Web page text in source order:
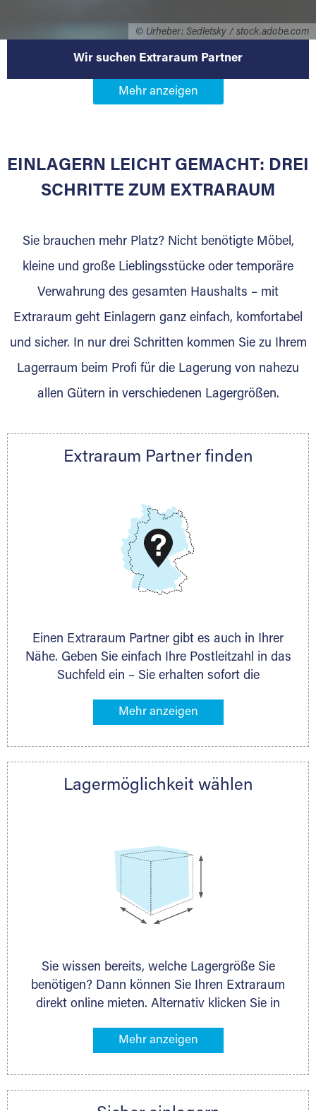
© Urheber: Sedletsky / stock.adobe.com
Wir suchen Extraraum Partner
Werden Sie Extraraum Partner in
Sie bieten Kunden Lagerraum zur Miete, der
für die Einlagerung von Umzugsgut gebaut
Lagerkunden und Vermietungen.
Ihre Vorteile als Extraraum Partner:
Marktgerechte Preise
Digitale Buchungsplattform
Gewinnung von Neukunden
Nachricht.
Telefon:+49 6145 5442 - 404
DMG Aktiengesellschaft
www.dmg-ag.com
EINLAGERN LEICHT GEMACHT: DREI
SCHRITTE ZUM EXTRARAUM
Sie brauchen mehr Platz? Nicht benötigte Möbel,
kleine und große Lieblingsstücke oder temporäre
Verwahrung des gesamten Haushalts – mit
Extraraum geht Einlagern ganz einfach, komfortabel
und sicher. In nur drei Schritten kommen Sie zu Ihrem
Lagerraum beim Profi für die Lagerung von nahezu
allen Gütern in verschiedenen Lagergrößen.
Extraraum Partner finden
Einen Extraraum Partner gibt es auch in Ihrer
Nähe. Geben Sie einfach Ihre Postleitzahl in das
Suchfeld ein – Sie erhalten sofort die
Lagermöglichkeiten in Ihrer Nähe. An zahlreichen
direkt online mieten. Gibt es Extraraum noch
nächstgelegenen Partner und besprechen alles
Lagermöglichkeit wählen
Sie wissen bereits, welche Lagergröße Sie
benötigen? Dann können Sie Ihren Extraraum
direkt online mieten. Alternativ klicken Sie in
Gegenstände an, die Sie einlagern möchten –
ermittelt. Natürlich steht Ihnen Ihr Extraraum